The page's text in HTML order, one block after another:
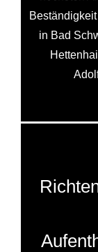
in Bad